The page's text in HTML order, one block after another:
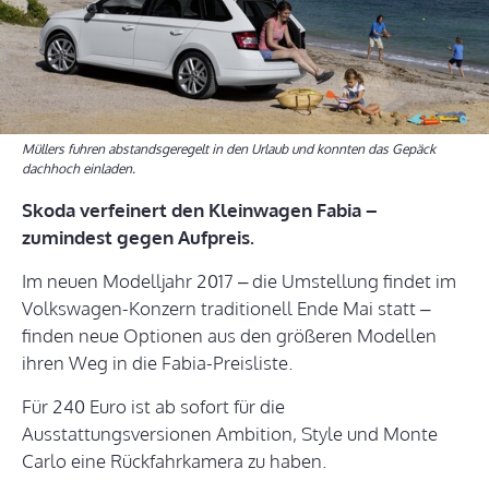
Müllers fuhren abstandsgeregelt in den Urlaub und konnten das Gepäck
dachhoch einladen.
Skoda verfeinert den Kleinwagen Fabia –
zumindest gegen Aufpreis.
Im neuen Modelljahr 2017 – die Umstellung findet im
Volkswagen-Konzern traditionell Ende Mai statt –
finden neue Optionen aus den größeren Modellen
ihren Weg in die Fabia-Preisliste.
Für 240 Euro ist ab sofort für die
Ausstattungsversionen Ambition, Style und Monte
Carlo eine Rückfahrkamera zu haben.